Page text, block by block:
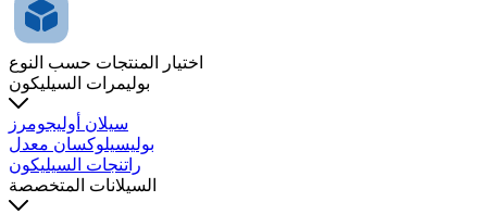
اختيار المنتجات حسب النوع
بوليمرات السيليكون
سيلان أوليجومرز
بوليسيلوكسان معدل
راتنجات السيليكون
السيلانات المتخصصة